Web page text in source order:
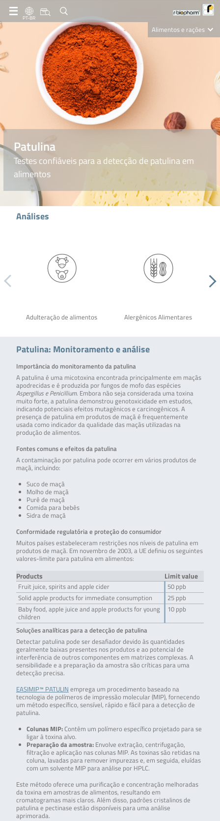
PT-BR
Alimentos e rações
Patulina
Testes confiáveis para a detecção de patulina em
alimentos
Análises
Adulteração de alimentos Alergênicos Alimentares
Patulina: Monitoramento e análise
Importância do monitoramento da patulina
A patulina é uma micotoxina encontrada principalmente em maçãs
apodrecidas e é produzida por fungos de mofo das espécies
Aspergillus e Penicillium. Embora não seja considerada uma toxina
muito forte, a patulina demonstrou genotoxicidade em estudos,
indicando potenciais efeitos mutagênicos e carcinogênicos. A
presença de patulina em produtos de maçã é frequentemente
usada como indicador da qualidade das maçãs utilizadas na
produção de alimentos.
Fontes comuns e efeitos da patulina
A contaminação por patulina pode ocorrer em vários produtos de
maçã, incluindo:
Suco de maçã
Molho de maçã
Purê de maçã
Comida para bebês
Sidra de maçã
Conformidade regulatória e proteção do consumidor
Muitos países estabeleceram restrições nos níveis de patulina em
produtos de maçã. Em novembro de 2003, a UE definiu os seguintes
valores-limite para patulina em alimentos:
Products Limit value
Fruit juice, spirits and apple cider
50 ppb
Solid apple products for immediate consumption
25 ppb
Baby food, apple juice and apple products for young
children
10 ppb
Soluções analíticas para a detecção de patulina
Detectar patulina pode ser desafiador devido às quantidades
geralmente baixas presentes nos produtos e ao potencial de
interferência de outros componentes em matrizes complexas. A
sensibilidade e a preparação da amostra são críticas para uma
detecção precisa.
EASIMIP™ PATULIN emprega um procedimento baseado na
tecnologia de polímeros de impressão molecular (MIP), fornecendo
um método específico, sensível, rápido e fácil para a detecção de
patulina.
Colunas MIP:Contêm um polímero específico projetado para se
ligar à toxina alvo.
Preparação da amostra:Envolve extração, centrifugação,
filtração e aplicação nas colunas MIP. As toxinas são retidas na
coluna, lavadas para remover impurezas e, em seguida, eluídas
com um solvente MIP para análise por HPLC.
Este método oferece uma purificação e concentração melhoradas
da toxina em amostras de alimentos, resultando em
cromatogramas mais claros. Além disso, padrões cristalinos de
patulina e pectinase estão disponíveis para uma análise
aprimorada.